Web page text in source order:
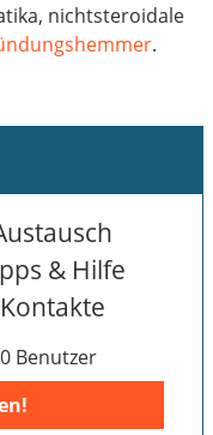
nichtsteroidale
.
& Hilfe
Kontakte
Benutzer